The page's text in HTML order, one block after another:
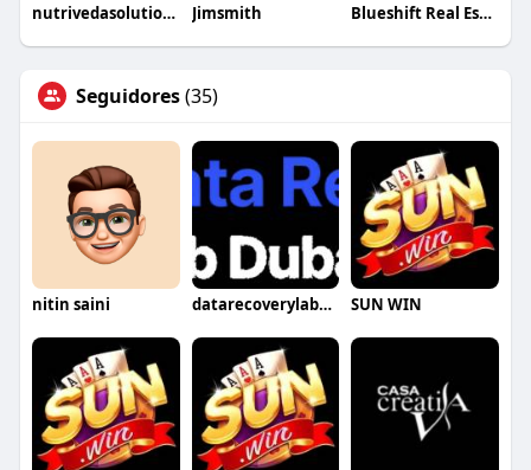
nutrivedasolutions Jimsmith Blueshift Real Estate
Seguidores(35)
nitin saini datarecoverylabdubai SUN WIN